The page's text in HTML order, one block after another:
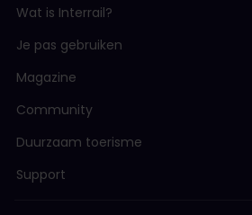
Wat is Interrail?
Je pas gebruiken
Magazine
Community
Duurzaam toerisme
Support